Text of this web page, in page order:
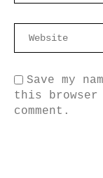
Save my
this
comment.